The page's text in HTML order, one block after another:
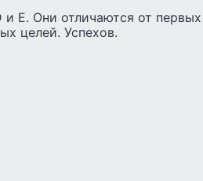
Е. Они отличаются от
целей. Успехов.